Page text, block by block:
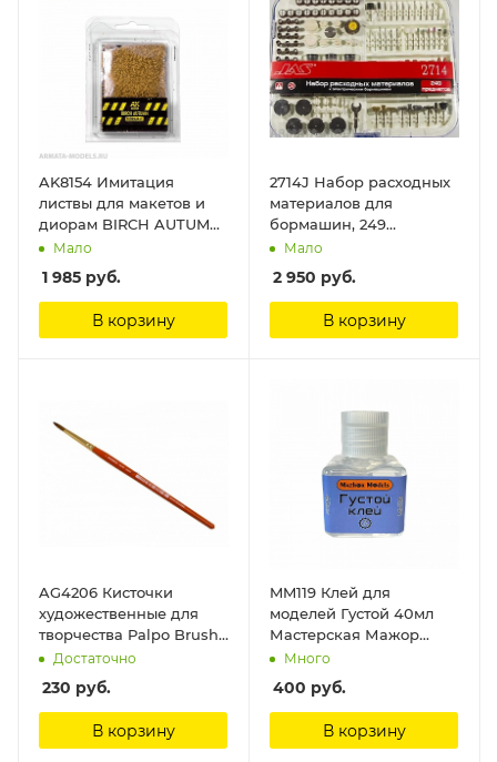
AK8154 Имитация
листвы для макетов и
диорам BIRCH AUTUMN
LEAVES AK-Interactive
Мало
1 985 руб.
В корзину
2714J Набор расходных
материалов для
бормашин, 249
предмета Jas
Мало
2 950 руб.
В корзину
AG4206 Кисточки
художественные для
творчества Palpo Brush
Size 6 Humbrol
Достаточно
230 руб.
В корзину
MM119 Клей для
моделей Густой 40мл
Мастерская Мажор
Моделс
Много
400 руб.
В корзину